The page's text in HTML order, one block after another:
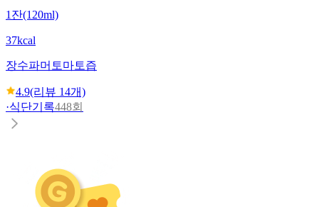
1잔(120ml)
37kcal
장수파머 토마토즙
4.9(리뷰 14개)
·식단기록448회